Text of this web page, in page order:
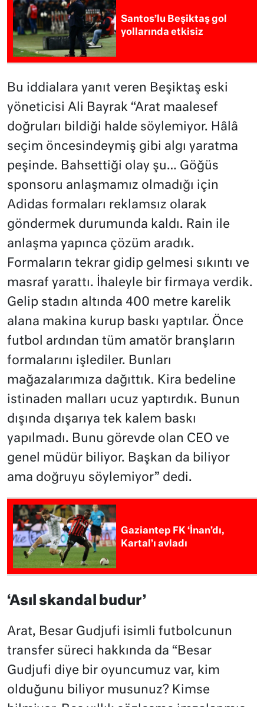
Santos’lu Beşiktaş gol
yollarında etkisiz
Bu iddialara yanıt veren Beşiktaş eski
yöneticisi Ali Bayrak “Arat maalesef
doğruları bildiği halde söylemiyor. Hâlâ
seçim öncesindeymiş gibi algı yaratma
peşinde. Bahsettiği olay şu… Göğüs
sponsoru anlaşmamız olmadığı için
Adidas formaları reklamsız olarak
göndermek durumunda kaldı. Rain ile
anlaşma yapınca çözüm aradık.
Formaların tekrar gidip gelmesi sıkıntı ve
masraf yarattı. İhaleyle bir firmaya verdik.
Gelip stadın altında 400 metre karelik
alana makina kurup baskı yaptılar. Önce
futbol ardından tüm amatör branşların
formalarını işlediler. Bunları
mağazalarımıza dağıttık. Kira bedeline
istinaden malları ucuz yaptırdık. Bunun
dışında dışarıya tek kalem baskı
yapılmadı. Bunu görevde olan CEO ve
genel müdür biliyor. Başkan da biliyor
ama doğruyu söylemiyor” dedi.
Gaziantep FK ‘İnan’dı,
Kartal’ı avladı
‘Asıl skandal budur’
Arat, Besar Gudjufi isimli futbolcunun
transfer süreci hakkında da “Besar
Gudjufi diye bir oyuncumuz var, kim
olduğunu biliyor musunuz? Kimse